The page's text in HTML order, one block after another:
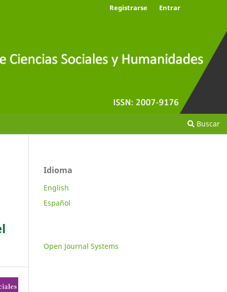
Buscar
Registrarse Entrar
Idioma
English
Español
Open Journal Systems